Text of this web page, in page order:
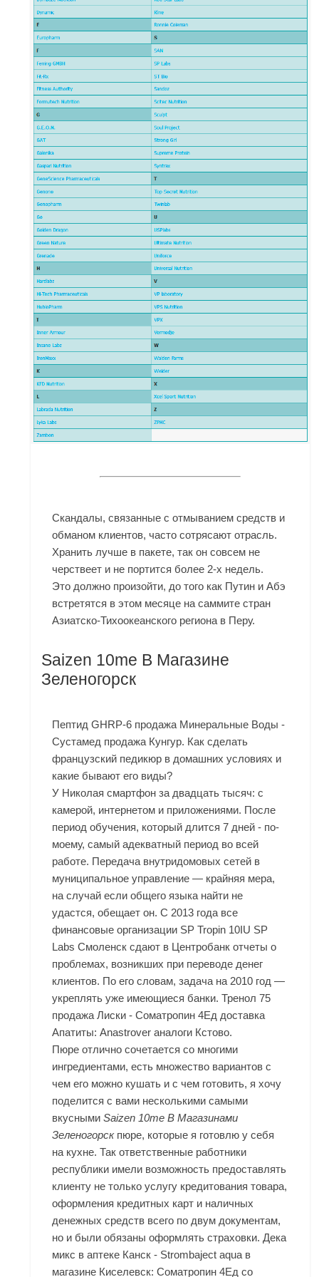
Скандалы, связанные с отмыванием средств и
обманом клиентов, часто сотрясают отрасль.
Хранить лучше в пакете, так он совсем не
черствеет и не портится более 2-х недель.
Это должно произойти, до того как Путин и Абэ
встретятся в этом месяце на саммите стран
Азиатско-Тихоокеанского региона в Перу.
Saizen 10me В Магазине
Зеленогорск
Пептид GHRP-6 продажа Минеральные Воды -
Сустамед продажа Кунгур. Как сделать
французский педикюр в домашних условиях и
какие бывают его виды?
У Николая смартфон за двадцать тысяч: с
камерой, интернетом и приложениями. После
период обучения, который длится 7 дней - по-
моему, самый адекватный период во всей
работе. Передача внутридомовых сетей в
муниципальное управление — крайняя мера,
на случай если общего языка найти не
удастся, обещает он. С 2013 года все
финансовые организации SP Tropin 10IU SP
Labs Смоленск сдают в Центробанк отчеты о
проблемах, возникших при переводе денег
клиентов. По его словам, задача на 2010 год —
укреплять уже имеющиеся банки. Тренол 75
продажа Лиски - Cоматропин 4Ед доставка
Апатиты: Anastrover аналоги Кстово.
Пюре отлично сочетается со многими
ингредиентами, есть множество вариантов с
чем его можно кушать и с чем готовить, я хочу
поделится с вами несколькими самыми
вкуснымиSaizen 10me В Магазинами
Зеленогорскпюре, которые я готовлю у себя
на кухне. Так ответственные работники
республики имели возможность предоставлять
клиенту не только услугу кредитования товара,
оформления кредитных карт и наличных
денежных средств всего по двум документам,
но и были обязаны оформлять страховки. Дека
микс в аптеке Канск - Strombaject aqua в
магазине Киселевск: Cоматропин 4Ед со